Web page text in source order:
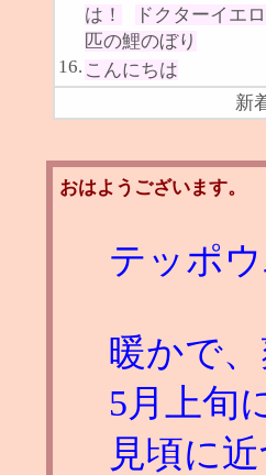
は！
ドクターイエ
匹の鯉のぼり
16. こんにちは
新
おはようございます。
テッポ
暖かで
5月上旬
見頃に